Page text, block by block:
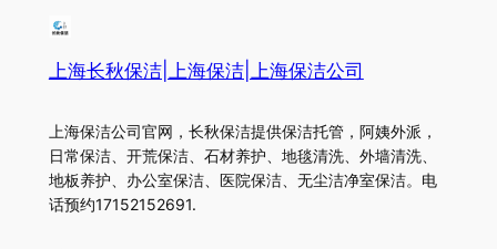
上海长秋保洁|上海保洁|上海保洁公司
上海保洁公司官网，长秋保洁提供保洁托管，阿姨外派，
日常保洁、开荒保洁、石材养护、地毯清洗、外墙清洗、
地板养护、办公室保洁、医院保洁、无尘洁净室保洁。电
话预约17152152691.